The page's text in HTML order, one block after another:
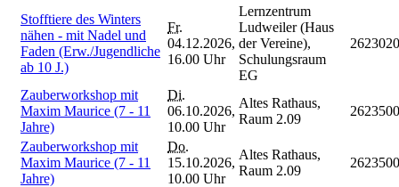
Stofftiere des Winters
nähen - mit Nadel und
Faden (Erw./Jugendliche
ab 10 J.)
Fr.
04.12.2026,
16.00 Uhr
Lernzentrum
Ludweiler (Haus
der Vereine),
Schulungsraum
EG
Zauberworkshop mit
Maxim Maurice (7 - 11
Jahre)
Di.
06.10.2026,
10.00 Uhr
Altes Rathaus,
Raum 2.09
Zauberworkshop mit
Maxim Maurice (7 - 11
Jahre)
Do.
15.10.2026,
10.00 Uhr
Altes Rathaus,
Raum 2.09